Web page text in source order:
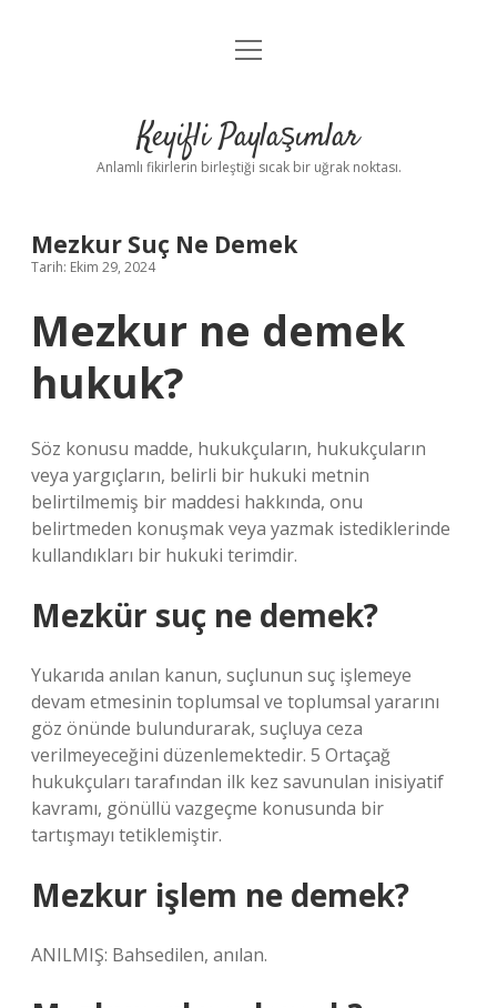
Anasayfa
Yasal Uyarı
menüyü
Keyifli Paylaşımlar
Anlamlı fikirlerin birleştiği sıcak bir uğrak noktası.
Mezkur Suç Ne Demek
Tarih: Ekim 29, 2024
Mezkur ne demek
hukuk?
Söz konusu madde, hukukçuların, hukukçuların
veya yargıçların, belirli bir hukuki metnin
belirtilmemiş bir maddesi hakkında, onu
belirtmeden konuşmak veya yazmak istediklerinde
kullandıkları bir hukuki terimdir.
Mezkür suç ne demek?
Yukarıda anılan kanun, suçlunun suç işlemeye
devam etmesinin toplumsal ve toplumsal yararını
göz önünde bulundurarak, suçluya ceza
verilmeyeceğini düzenlemektedir. 5 Ortaçağ
hukukçuları tarafından ilk kez savunulan inisiyatif
kavramı, gönüllü vazgeçme konusunda bir
tartışmayı tetiklemiştir.
Mezkur işlem ne demek?
ANILMIŞ: Bahsedilen, anılan.